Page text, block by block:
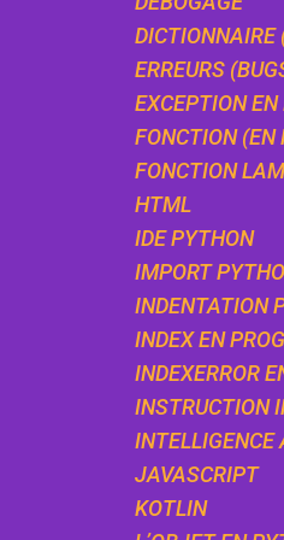
DICTIONNAIRE
ERREURS
EXCEPTION
FONCTION (EN
FONCTION
HTML
IDE PYTHON
IMPORT
INDENTATION
INDEX EN
INDEXERROR
INSTRUCTION
INTELLIGENCE
JAVASCRIPT
KOTLIN